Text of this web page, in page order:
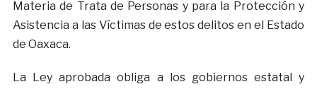
Materia de Trata de Personas y para la Protección y
Asistencia a las Víctimas de estos delitos en el Estado
de Oaxaca.
La Ley aprobada obliga a los gobiernos estatal y